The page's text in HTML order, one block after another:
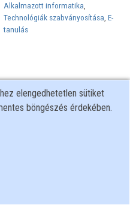
Alkalmazott informatika,
Technológiák szabványosítása, E-
tanulás
elengedhetetlen sütiket
böngészés érdekében.